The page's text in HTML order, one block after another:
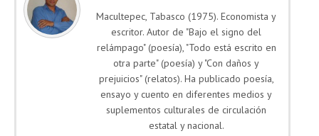
Macultepec, Tabasco (1975). Economista y
escritor. Autor de "Bajo el signo del
relámpago" (poesía), "Todo está escrito en
otra parte" (poesía) y "Con daños y
prejuicios" (relatos). Ha publicado poesía,
ensayo y cuento en diferentes medios y
suplementos culturales de circulación
estatal y nacional.